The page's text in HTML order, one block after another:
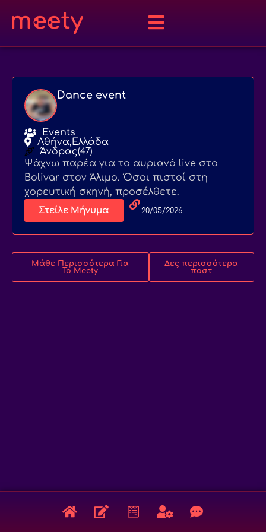
Dance event
Events
Αθήνα,Ελλάδα
Άνδρας(47)
Ψάχνω παρέα για το αυριανό live στο
Bolivar στον Άλιμο. Όσοι πιστοί στη
χορευτική σκηνή, προσέλθετε.
Στείλε Μήνυμα 20/05/2026
Μάθε Περισσότερα Για
Το Meety
Δες περισσότερα
ποστ